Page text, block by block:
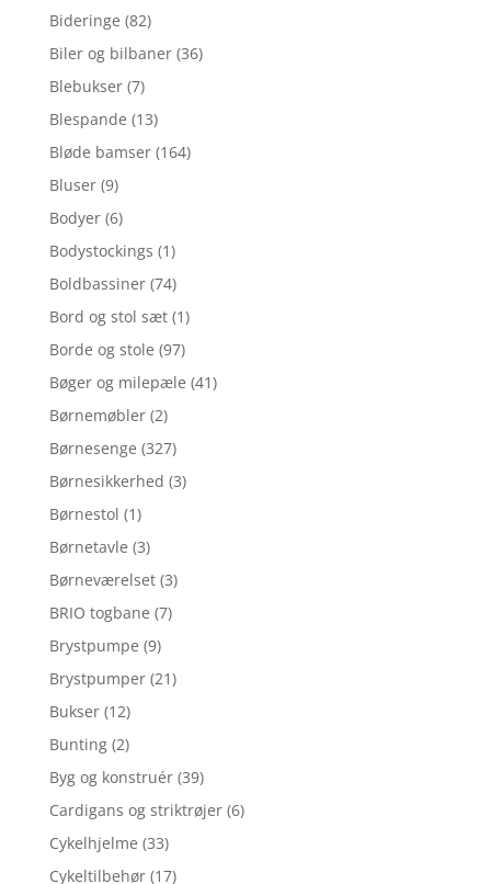
Bideringe (82)
Biler og bilbaner (36)
Blebukser (7)
Blespande (13)
Bløde bamser (164)
Bluser (9)
Bodyer (6)
Bodystockings (1)
Boldbassiner (74)
Bord og stol sæt (1)
Borde og stole (97)
Bøger og milepæle (41)
Børnemøbler (2)
Børnesenge (327)
Børnesikkerhed (3)
Børnestol (1)
Børnetavle (3)
Børneværelset (3)
BRIO togbane (7)
Brystpumpe (9)
Brystpumper (21)
Bukser (12)
Bunting (2)
Byg og konstruér (39)
Cardigans og striktrøjer (6)
Cykelhjelme (33)
Cykeltilbehør (17)